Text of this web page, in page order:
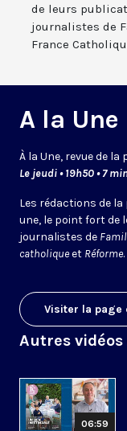
de leurs
journalistes de
France
A la Une
À la Une, revue de
Le jeudi • 19h50 • 7
Les rédactions de
une, le point fort de
journalistes de
catholiqueet Réforme.
Visiter la page
Autres
06:59